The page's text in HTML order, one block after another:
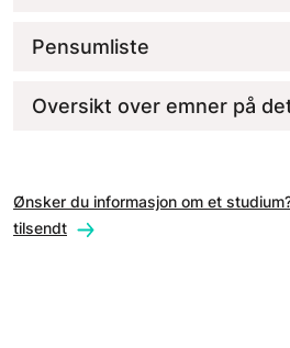
Pensumliste
Oversikt over emner på
Ønsker du informasjon om et
tilsendt